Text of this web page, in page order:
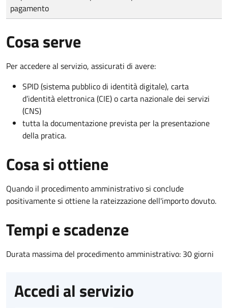
pagamento
Cosa serve
Per accedere al servizio, assicurati di avere:
SPID (sistema pubblico di identità digitale), carta
d’identità elettronica (CIE) o carta nazionale dei servizi
(CNS)
tutta la documentazione prevista per la presentazione
della pratica.
Cosa si ottiene
Quando il procedimento amministrativo si conclude
positivamente si ottiene la rateizzazione dell'importo dovuto.
Tempi e scadenze
Durata massima del procedimento amministrativo: 30 giorni
Accedi al servizio